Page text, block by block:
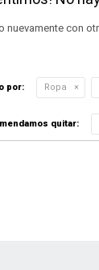
nuevamente con
por: Ropa
quitar: